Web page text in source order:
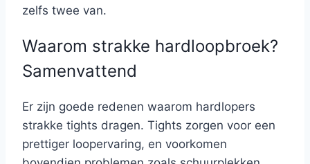
zelfs twee van.
Waarom strakke hardloopbroek?
Samenvattend
Er zijn goede redenen waarom hardlopers
strakke tights dragen. Tights zorgen voor een
prettiger loopervaring, en voorkomen